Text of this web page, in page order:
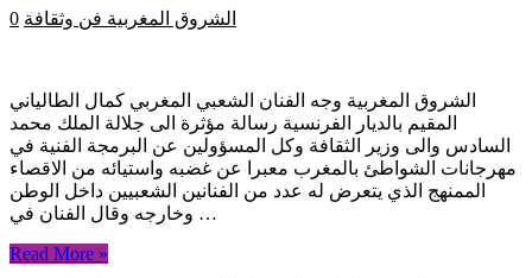
الشروق المغربية فن وثقافة 0
الشروق المغربية وجه الفنان الشعبي المغربي كمال الطالياني
المقيم بالديار الفرنسية رسالة مؤثرة الى جلالة الملك محمد
السادس والى وزير الثقافة وكل المسؤولين عن البرمجة الفنية في
مهرجانات الشواطئ بالمغرب معبرا عن غضبه واستيائه من الاقصاء
الممنهج الذي يتعرض له عدد من الفنانين الشعبيين داخل الوطن
وخارجه وقال الفنان في …
Read More »